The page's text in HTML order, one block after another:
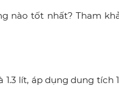
nào tốt nhất? Tham
1.3 lít, áp dụng dung tích